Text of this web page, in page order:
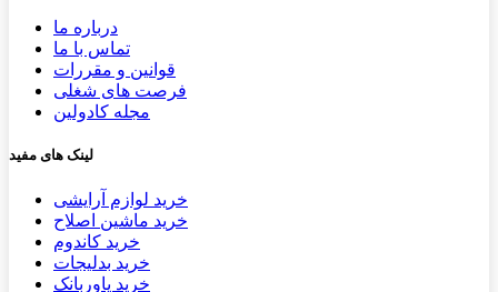
درباره ما
تماس با ما
قوانین و مقررات
فرصت های شغلی
مجله کادولین
لینک های مفید
خرید لوازم آرایشی
خرید ماشین اصلاح
خرید کاندوم
خرید بدلیجات
خرید پاوربانک